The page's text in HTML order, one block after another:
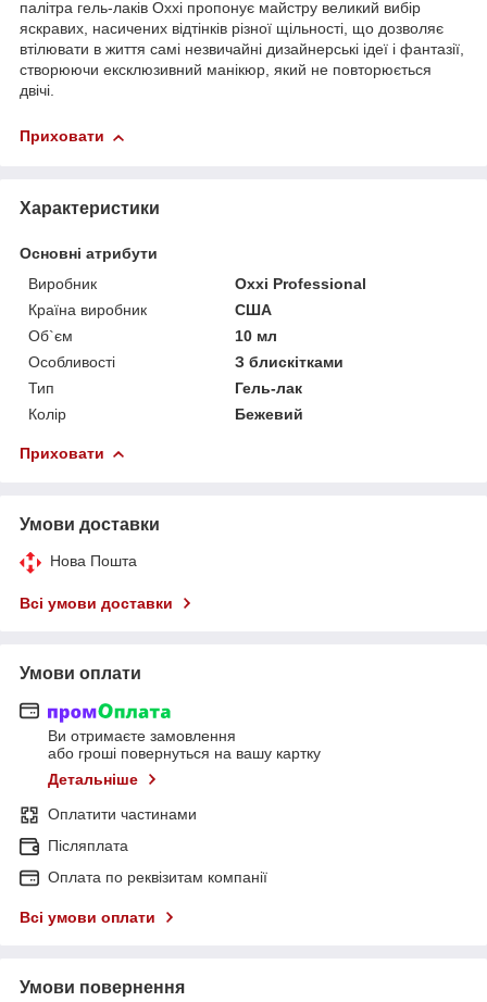
палітра гель-лаків Oxxi пропонує майстру великий вибір
яскравих, насичених відтінків різної щільності, що дозволяє
втілювати в життя самі незвичайні дизайнерські ідеї і фантазії,
створюючи ексклюзивний манікюр, який не повторюється
двічі.
Приховати
Характеристики
Основні атрибути
Виробник
Oxxi Professional
Країна виробник
США
Об`єм
10 мл
Особливості
З блискітками
Тип
Гель-лак
Колір
Бежевий
Приховати
Умови доставки
Нова Пошта
Всі умови доставки
Умови оплати
Ви отримаєте замовлення
або гроші повернуться на вашу картку
Детальніше
Оплатити частинами
Післяплата
Оплата по реквізитам компанії
Всі умови оплати
Умови повернення